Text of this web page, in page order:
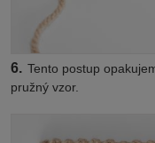
6. Tento postup
pružný vzor.